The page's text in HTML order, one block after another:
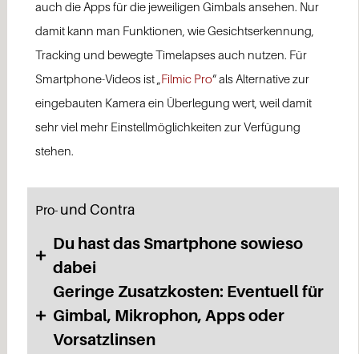
auch die Apps für die jeweiligen Gimbals ansehen. Nur
damit kann man Funktionen, wie Gesichtserkennung,
Tracking und bewegte Timelapses auch nutzen. Für
Smartphone-Videos ist „
Filmic Pro“ als Alternative zur
eingebauten Kamera ein Überlegung wert, weil damit
sehr viel mehr Einstellmöglichkeiten zur Verfügung
stehen.
Pro- und Contra
Du hast das Smartphone sowieso
dabei
Geringe Zusatzkosten: Eventuell für
Gimbal, Mikrophon, Apps oder
Vorsatzlinsen